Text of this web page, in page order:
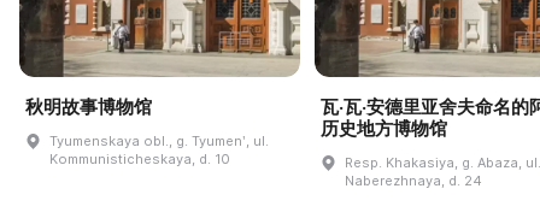
秋明故事博物馆
Tyumenskaya obl., g. Tyumenʹ, ul.
Kommunisticheskaya, d. 10
瓦·瓦·安德里亚舍夫命名的
历史地方博物馆
Resp. Khakasiya, g. Abaza, ul.
Naberezhnaya, d. 24